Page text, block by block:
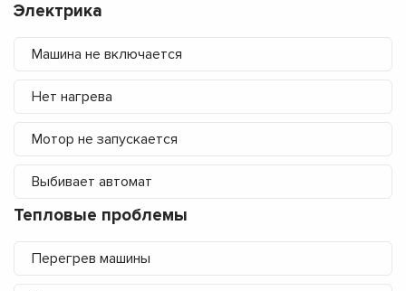
Электрика
Машина не включается
Нет нагрева
Мотор не запускается
Выбивает автомат
Тепловые проблемы
Перегрев машины